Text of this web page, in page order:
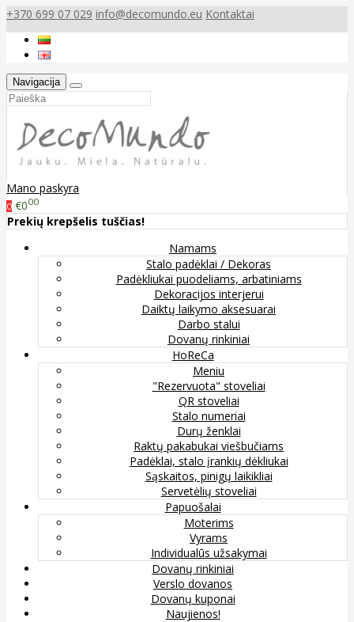
+370 699 07 029 info@decomundo.eu Kontaktai
Navigacija
Mano paskyra
0 €000
Prekių krepšelis tuščias!
Namams
Stalo padėklai / Dekoras
Padėkliukai puodeliams, arbatiniams
Dekoracijos interjerui
Daiktų laikymo aksesuarai
Darbo stalui
Dovanų rinkiniai
HoReCa
Meniu
"Rezervuota" stoveliai
QR stoveliai
Stalo numeriai
Durų ženklai
Raktų pakabukai viešbučiams
Padėklai, stalo įrankių dėkliukai
Sąskaitos, pinigų laikikliai
Servetėlių stoveliai
Papuošalai
Moterims
Vyrams
Individualūs užsakymai
Dovanų rinkiniai
Verslo dovanos
Dovanų kuponai
Naujienos!